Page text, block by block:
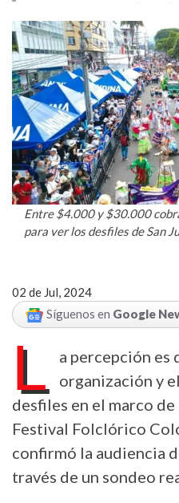
Entre $4.000 y $30.000
para ver los desfiles de San
02 de Jul, 2024
Síguenos en Google
L
a percepción es
organización y
desfiles en el marco
Festival Folclórico
confirmó la audiencia
través de un sondeo